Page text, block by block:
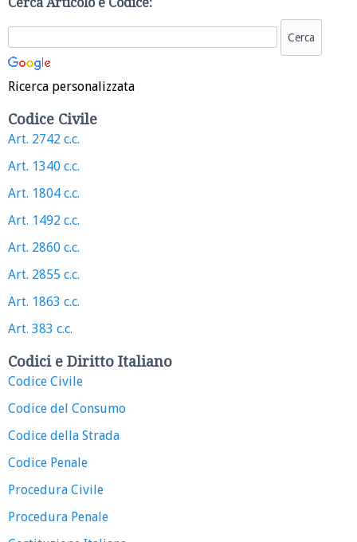
Cerca Articolo e Codice:
Ricerca personalizzata
Codice Civile
Art. 2742 c.c.
Art. 1340 c.c.
Art. 1804 c.c.
Art. 1492 c.c.
Art. 2860 c.c.
Art. 2855 c.c.
Art. 1863 c.c.
Art. 383 c.c.
Codici e Diritto Italiano
Codice Civile
Codice del Consumo
Codice della Strada
Codice Penale
Procedura Civile
Procedura Penale